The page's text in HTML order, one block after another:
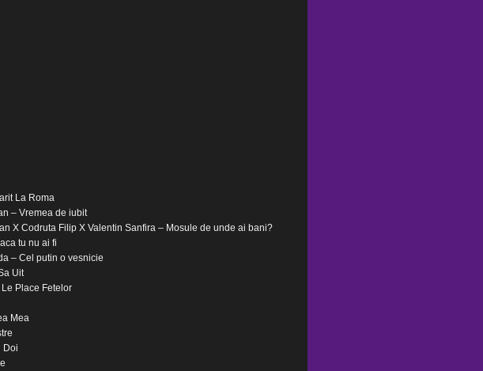
La Roma
– Vremea de iubit
X Codruta Filip X Valentin Sanfira – Mosule de unde ai bani?
tu nu ai fi
– Cel putin o vesnicie
Uit
Place Fetelor
Mea
Doi